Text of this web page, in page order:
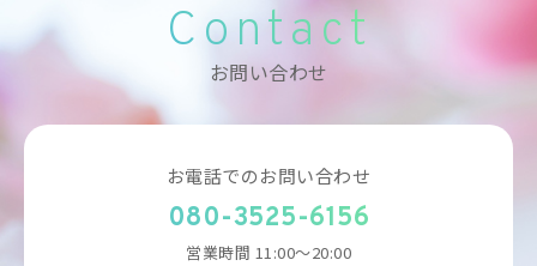
Contact
お問い合わせ
お電話でのお問い合わせ
080-3525-6156
営業時間 11:00～20:00